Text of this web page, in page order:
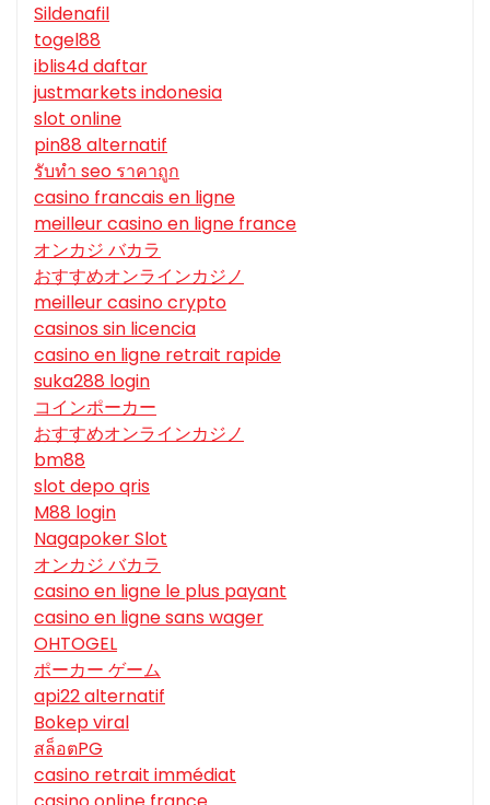
Sildenafil
togel88
iblis4d daftar
justmarkets indonesia
slot online
pin88 alternatif
รับทํา seo ราคาถูก
casino francais en ligne
meilleur casino en ligne france
オンカジ バカラ
おすすめオンラインカジノ
meilleur casino crypto
casinos sin licencia
casino en ligne retrait rapide
suka288 login
コインポーカー
おすすめオンラインカジノ
bm88
slot depo qris
M88 login
Nagapoker Slot
オンカジ バカラ
casino en ligne le plus payant
casino en ligne sans wager
OHTOGEL
ポーカー ゲーム
api22 alternatif
Bokep viral
สล็อตPG
casino retrait immédiat